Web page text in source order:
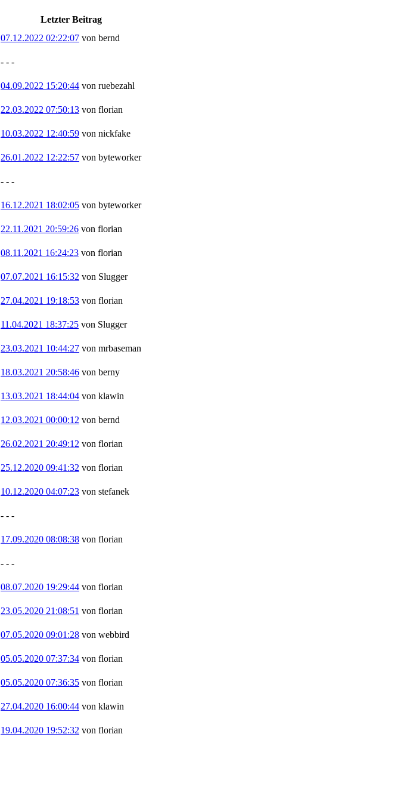
Letzter Beitrag
07.12.2022 02:22:07 von bernd
- - -
04.09.2022 15:20:44 von ruebezahl
22.03.2022 07:50:13 von florian
10.03.2022 12:40:59 von nickfake
26.01.2022 12:22:57 von byteworker
- - -
16.12.2021 18:02:05 von byteworker
22.11.2021 20:59:26 von florian
08.11.2021 16:24:23 von florian
07.07.2021 16:15:32 von Slugger
27.04.2021 19:18:53 von florian
11.04.2021 18:37:25 von Slugger
23.03.2021 10:44:27 von mrbaseman
18.03.2021 20:58:46 von berny
13.03.2021 18:44:04 von klawin
12.03.2021 00:00:12 von bernd
26.02.2021 20:49:12 von florian
25.12.2020 09:41:32 von florian
10.12.2020 04:07:23 von stefanek
- - -
17.09.2020 08:08:38 von florian
- - -
08.07.2020 19:29:44 von florian
23.05.2020 21:08:51 von florian
07.05.2020 09:01:28 von webbird
05.05.2020 07:37:34 von florian
05.05.2020 07:36:35 von florian
27.04.2020 16:00:44 von klawin
19.04.2020 19:52:32 von florian